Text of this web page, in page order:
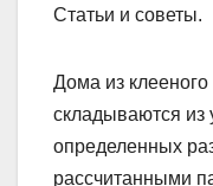
Статьи и советы.
Дома из клееного
складываются из
определенных
рассчитанными